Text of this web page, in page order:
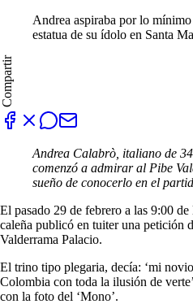
Andrea aspiraba por lo
estatua de su ídolo en Santa
Compartir
Andrea Calabrò, italiano de
comenzó a admirar al Pibe
sueño de conocerlo en el
El pasado 29 de febrero a las 9:00
caleña publicó en tuiter una petición
Valderrama Palacio.
El trino tipo plegaria, decía: ‘mi
Colombia con toda la ilusión de
con la foto del ‘Mono’.